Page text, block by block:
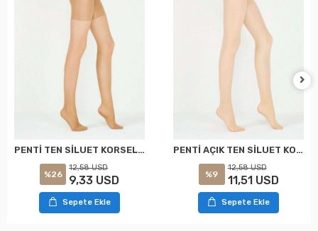
PENTİ TEN SİLUET KORSELİ KÜLOTLU ÇORAP XXL
%26
12,58 USD
9,33 USD
Sepete Ekle
PENTİ AÇIK TEN SİLUET KORSELİ KÜLOTLU ÇORAP XXL
%9
12,58 USD
11,51 USD
Sepete Ekle